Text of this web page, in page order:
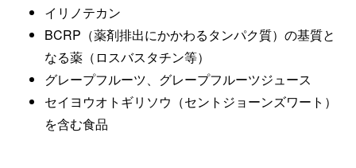
イリノテカン
BCRP（薬剤排出にかかわるタンパク質）の基質と
なる薬（ロスバスタチン等）
グレープフルーツ、グレープフルーツジュース
セイヨウオトギリソウ（セントジョーンズワート）
を含む食品